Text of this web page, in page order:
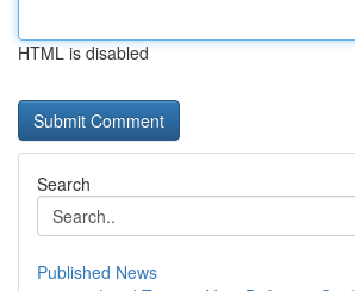
HTML is disabled
Search
Published News